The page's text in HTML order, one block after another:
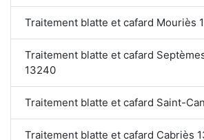
Traitement blatte et cafard Mouriès
Traitement blatte et cafard
13240
Traitement blatte et cafard Saint-
Traitement blatte et cafard Cabriès